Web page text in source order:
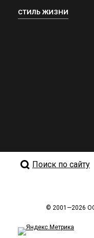
СТИЛЬ ЖИЗНИ
Поиск по сайту
© 2001—2026